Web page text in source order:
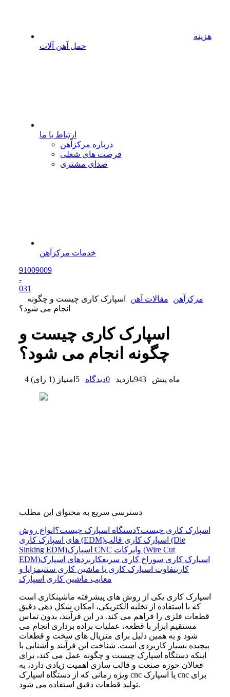
هزینه
حمل آهن آلات
ارتباط با ما
درباره مرکزآهن
فرصت های شغلی
صدای مشتری
خدمات مرکزآهن
91009009
-
031
مرکزآهن
مقالات آهن
اسپارک کاری چیست و چگونه
انجام می شود؟
اسپارک کاری چیست و
چگونه انجام می شود؟
4 ماه پیش 943بازدید 0دیدگاه 5 امتیاز (1 رای )
دسترسی سریع به محتوای این مطلب
اسپارک کاری چیست؟دستگاه اسپارک چیست؟ انواع روش
های اسپارک کاری (EDM)اسپارک کاری قالب (Die
Sinking EDM)اسپارک CNC وایرکات (Wire Cut
EDM)
اسپارک کاری سوراخ کاری سریعکاربردهای اسپارک
کاریتفاوت اسپارک کاری با ماشین کاری سنتیمزایا و
معایب ماشین کاری اسپارک
اسپارک کاری یکی از روش های پیشرفته ماشینکاری است
که با استفاده از تخلیه الکتریکی، امکان شکل دهی دقیق
قطعات فلزی را فراهم می کند. در این فرآیند، بدون تماس
مستقیم ابزار با قطعه، عملیات براده برداری انجام می
شود و به همین دلیل برای متریال های سخت و قطعات
پیچیده بسیار کاربردی است. شناخت این فرآیند و آشنایی با
اینکه دستگاه اسپارک چیست و چگونه عمل می کند، برای
فعالان حوزه صنعت و قالب سازی اهمیت زیادی دارد، به
ویژه زمانی که از دستگاه اسپارک cnc یا اسپارک cnc برای
تولید قطعات دقیق استفاده می شود.